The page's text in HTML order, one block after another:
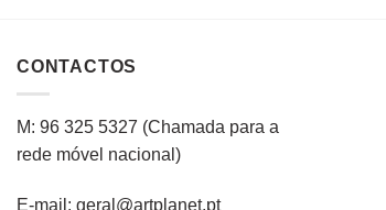
CONTACTOS
M: 96 325 5327 (Chamada para a
rede móvel nacional )
E-mail: geral@artplanet.pt